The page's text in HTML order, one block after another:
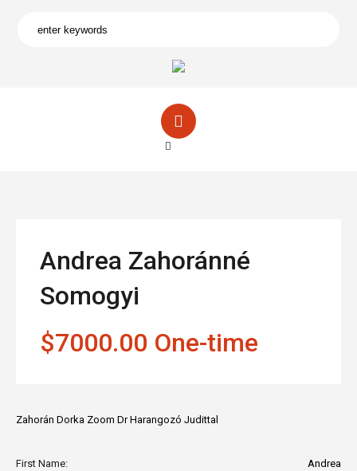
Andrea Zahoránné
Somogyi
$7000.00 One-time
Zahorán Dorka Zoom Dr Harangozó Judittal
First Name: Andrea